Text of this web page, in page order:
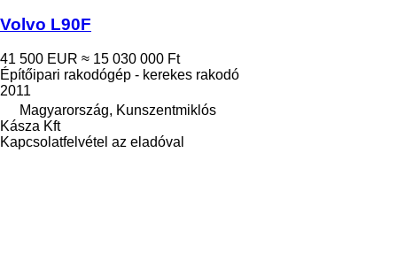
Volvo L90F
41 500 EUR ≈ 15 030 000 Ft
Építőipari rakodógép - kerekes rakodó
2011
Magyarország, Kunszentmiklós
Kásza Kft
Kapcsolatfelvétel az eladóval